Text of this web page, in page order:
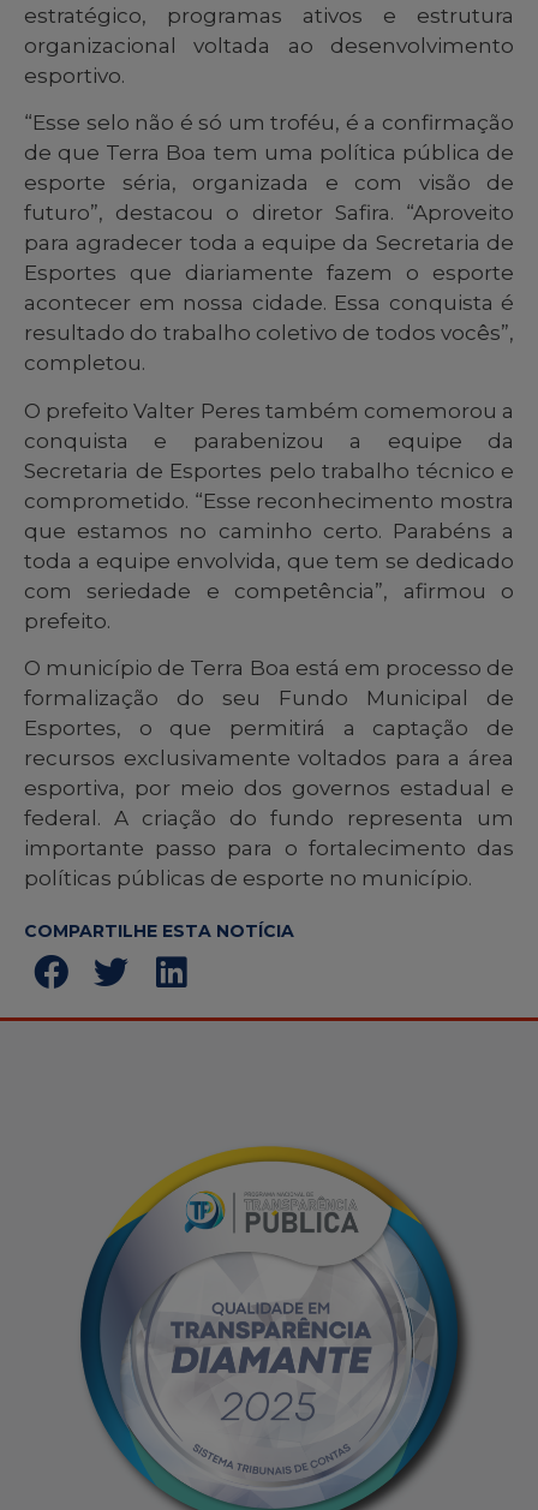
estratégico, programas ativos e estrutura
organizacional voltada ao desenvolvimento
esportivo.
“Esse selo não é só um troféu, é a confirmação
de que Terra Boa tem uma política pública de
esporte séria, organizada e com visão de
futuro”, destacou o diretor Safira. “Aproveito
para agradecer toda a equipe da Secretaria de
Esportes que diariamente fazem o esporte
acontecer em nossa cidade. Essa conquista é
resultado do trabalho coletivo de todos vocês”,
completou.
O prefeito Valter Peres também comemorou a
conquista e parabenizou a equipe da
Secretaria de Esportes pelo trabalho técnico e
comprometido. “Esse reconhecimento mostra
que estamos no caminho certo. Parabéns a
toda a equipe envolvida, que tem se dedicado
com seriedade e competência”, afirmou o
prefeito.
O município de Terra Boa está em processo de
formalização do seu Fundo Municipal de
Esportes, o que permitirá a captação de
recursos exclusivamente voltados para a área
esportiva, por meio dos governos estadual e
federal. A criação do fundo representa um
importante passo para o fortalecimento das
políticas públicas de esporte no município.
COMPARTILHE ESTA NOTÍCIA